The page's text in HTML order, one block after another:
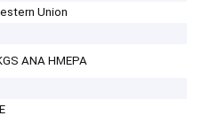
Union
ΑΝΑ ΗΜΕΡΑ